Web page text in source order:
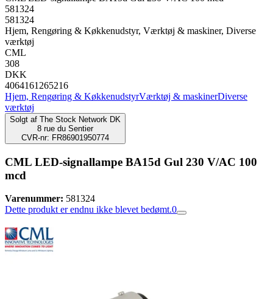
581324
581324
Hjem, Rengøring & Køkkenudstyr, Værktøj & maskiner, Diverse
værktøj
CML
308
DKK
4064161265216
Hjem, Rengøring & KøkkenudstyrVærktøj & maskinerDiverse
værktøj
Solgt af The Stock Network DK
8 rue du Sentier
CVR-nr: FR86901950774
CML LED-signallampe BA15d Gul 230 V/AC 100
mcd
Varenummer: 581324
Dette produkt er endnu ikke blevet bedømt.0